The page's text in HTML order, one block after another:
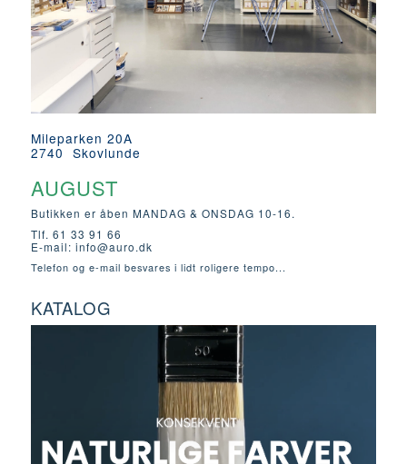
Mileparken 20A
2740 Skovlunde
AUGUST
Butikken er åben MANDAG & ONSDAG 10-16.
Tlf. 61 33 91 66
E-mail: info@auro.dk
Telefon og e-mail besvares i lidt roligere tempo...
KATALOG